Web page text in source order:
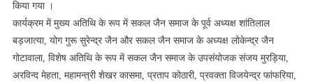
एवं
बच्चे
हुए
सम्मानित
किया गया ।
कार्यक्रम में मुख्य अतिथि के रूप में सकल जैन समाज के पूर्व अध्यक्ष शांतिलाल
बड़जात्या, योग गुरू सुरेन्द्र जैन और सकल जैन समाज के अध्यक्ष लोकेन्द्र जैन
गोटावाला, विशेष अतिथि के रूप में सकल जैन समाज के उपसंयोजक संजय मुरड़िया,
अरविन्द मेहता, महामन्त्री शेखर कासमा, प्रताप कोठारी, प्रवक्ता विजयेन्द्र फांफरिया,